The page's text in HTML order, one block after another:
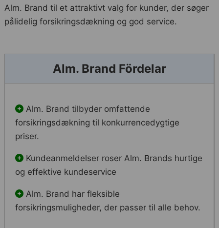
Alm. Brand til et attraktivt valg for kunder, der søger
pålidelig forsikringsdækning og god service.
Alm. Brand Fördelar
Alm. Brand tilbyder omfattende
forsikringsdækning til konkurrencedygtige
priser.
Kundeanmeldelser roser Alm. Brands hurtige
og effektive kundeservice
Alm. Brand har fleksible
forsikringsmuligheder, der passer til alle behov.